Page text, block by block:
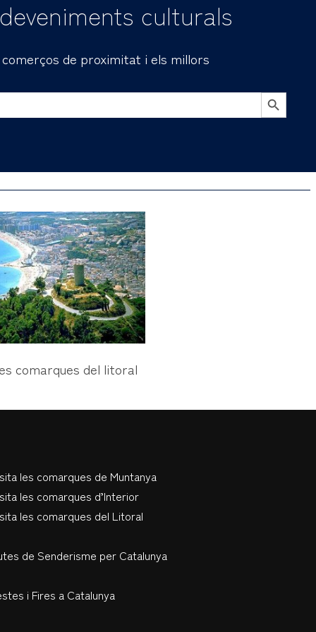
culturals
de proximitat i els millors
BOTÓN DE
comarques del litoral
les comarques de Muntanya
les comarques d’Interior
les comarques del Litoral
de Senderisme per Catalunya
i Fires a Catalunya